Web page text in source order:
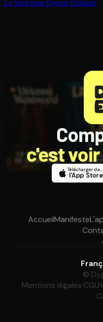
Le Stoïcisme Dygest Original
c'est
Télécharger dans
l'App Store
AccueilManifeste
©
Mentions légales·CGU·